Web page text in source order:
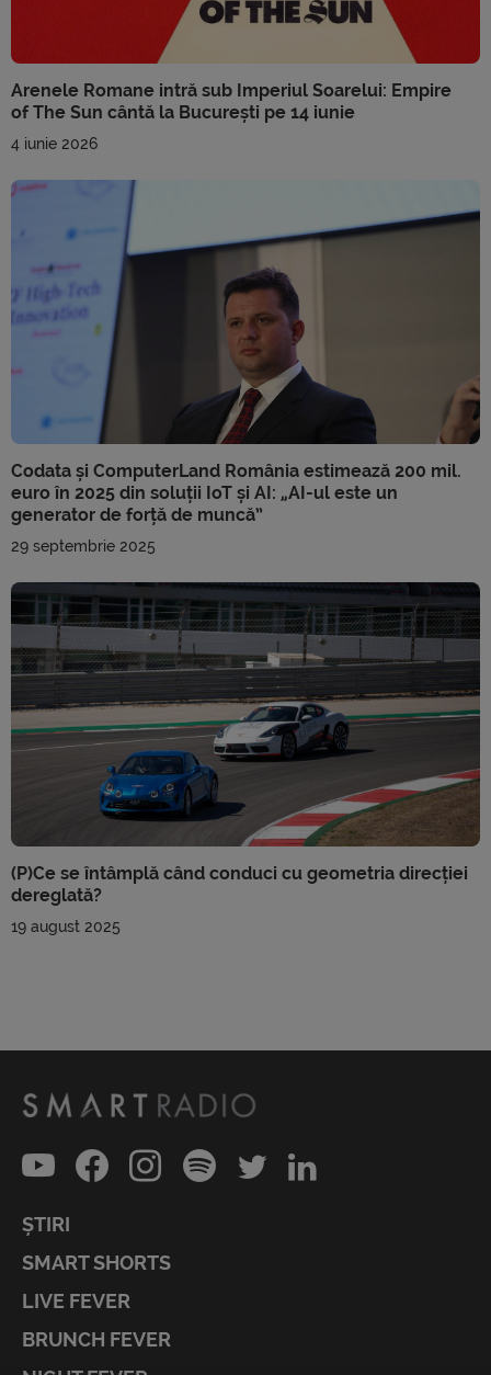
Arenele Romane intră sub Imperiul Soarelui: Empire
of The Sun cântă la București pe 14 iunie
4 iunie 2026
Codata și ComputerLand România estimează 200 mil.
euro în 2025 din soluții IoT și AI: „AI-ul este un
generator de forță de muncă”
29 septembrie 2025
(P)Ce se întâmplă când conduci cu geometria direcției
dereglată?
19 august 2025
ȘTIRI
SMART SHORTS
LIVE FEVER
BRUNCH FEVER